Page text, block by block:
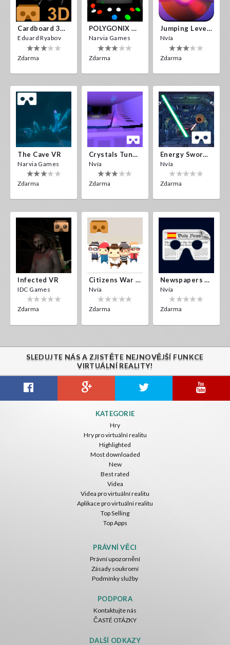
Cardboard 3D VR Space FPS Game
Eduard Ryabov
Zdarma
POLYGONIX VR
Narvia Games
Zdarma
Jumping Levels
Nvía
Zdarma
The Cave VR
Narvia Games
Zdarma
Crystals Tunnel VR
Nvía
Zdarma
Energy Sword VR
Nvía
Zdarma
Infected VR
IDC Games
Zdarma
Citizens War VR
Nvía
Zdarma
Newspapers Spain VR
Nvía
Zdarma
SLEDUJTE NÁS A ZJISTĚTE NEJNOVĚJŠÍ FUNKCE
VIRTUÁLNÍ REALITY!
KATEGORIE
Hry
Hry pro virtuální realitu
Highlighted
Most downloaded
New
Best rated
Videa
Videa pro virtuální realitu
Aplikace pro virtuální realitu
Top Selling
Top Apps
PRÁVNÍ VĚCI
Právní upozornění
Zásady soukromí
Podmínky služby
PODPORA
Kontaktujte nás
ČASTÉ OTÁZKY
DALŠÍ ODKAZY